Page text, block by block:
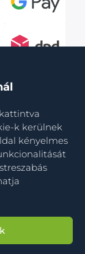
k kerülnek
kényelmes
kiegészítő.